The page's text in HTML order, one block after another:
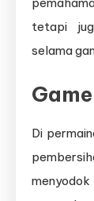
tetapi
selama
Di